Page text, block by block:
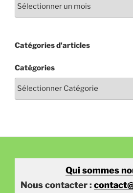
Catégories d'articles
Catégories
Qui sommes
Nous contacter :